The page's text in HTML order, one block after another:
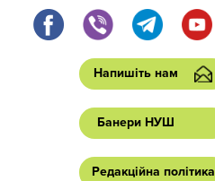
Напишіть нам
Банери НУШ
Редакційна політика